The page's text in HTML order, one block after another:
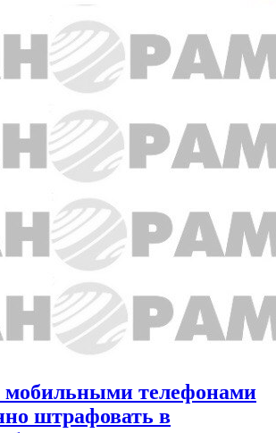
мобильными телефонами
штрафовать в